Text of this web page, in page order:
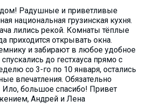
дом! Радушные и приветливые
национальная грузинская кухня.
лились рекой. Комнаты тёплые
приходится открывать окна.
и забирают в любое удобное
до гестхауса прямо с
со 3-го по 10 января, остались
впечатления. Обязательно
большое спасибо! Привет
Андрей и Лена